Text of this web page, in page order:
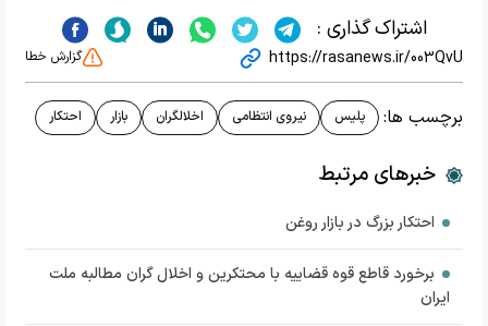
اشتراک گذاری :
https://rasanews.ir/003QvU گزارش خطا
برچسب ها: پلیس نیروی انتظامی اخلالگران بازار احتکار
خبرهای مرتبط
احتکار بزرگ در بازار روغن
برخورد قاطع قوه قضاییه با محتکرین و اخلال گران مطالبه ملت
ایران